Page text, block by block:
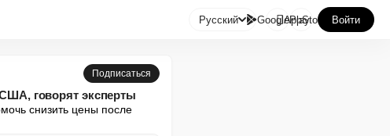
Русский GooglePlay
AppStore Войти
Подписаться
говорят эксперты
снизить цены после